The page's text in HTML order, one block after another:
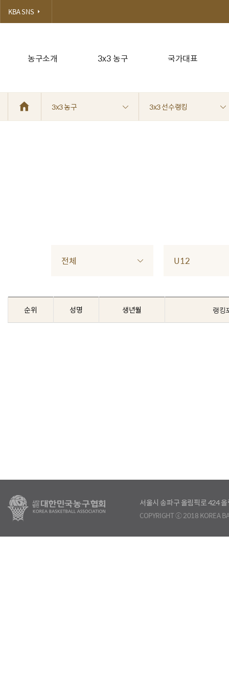
농구소개 3x3 농구 국가대표
KBA SNS
3x3 농구 3x3 선수랭킹
전체 U12
순위 성명 생년월 랭킹
서울시 송파구 올림픽로 424
COPYRIGHT ⓒ 2018 KOREA